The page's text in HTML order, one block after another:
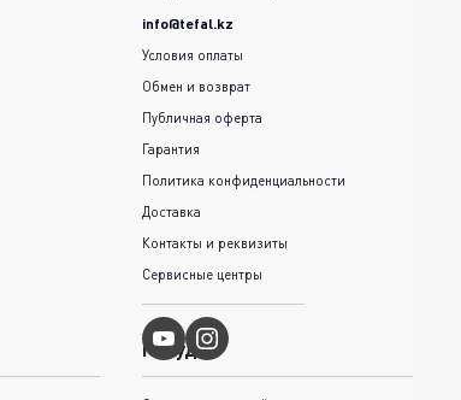
Посуда
info@tefal.kz
Условия оплаты
Обмен и возврат
Публичная оферта
Гарантия
Политика конфиденциальности
Доставка
Контакты и реквизиты
Сервисные центры